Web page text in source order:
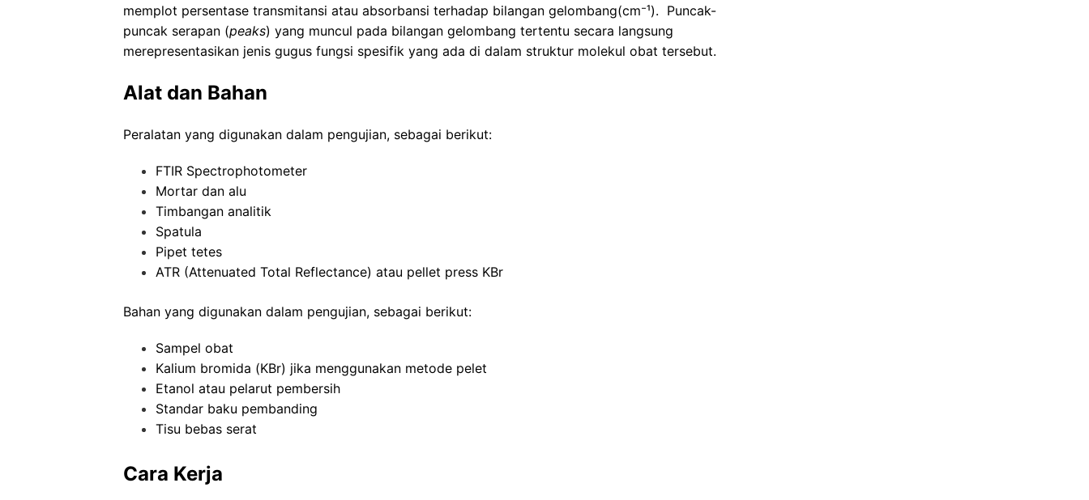
memplot persentase transmitansi atau absorbansi terhadap bilangan gelombang(cm⁻¹). Puncak-
puncak serapan (peaks) yang muncul pada bilangan gelombang tertentu secara langsung
merepresentasikan jenis gugus fungsi spesifik yang ada di dalam struktur molekul obat tersebut.
Alat dan Bahan
Peralatan yang digunakan dalam pengujian, sebagai berikut:
FTIR Spectrophotometer
Mortar dan alu
Timbangan analitik
Spatula
Pipet tetes
ATR (Attenuated Total Reflectance) atau pellet press KBr
Bahan yang digunakan dalam pengujian, sebagai berikut:
Sampel obat
Kalium bromida (KBr) jika menggunakan metode pelet
Etanol atau pelarut pembersih
Standar baku pembanding
Tisu bebas serat
Cara Kerja